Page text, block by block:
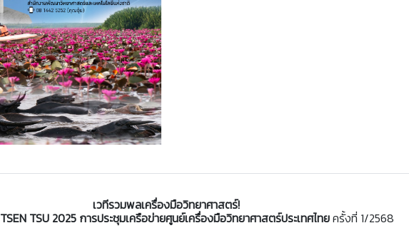
เวทีรวมพลเครื่องมือวิทยาศาสตร์!
TSEN TSU 2025 การประชุมเครือข่ายศูนย์เครื่องมือวิทยาศาสตร์ประเทศไทยครั้งที่ 1/2568